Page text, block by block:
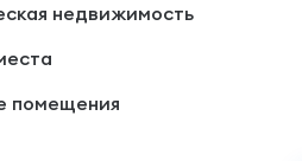
недвижимость
помещения